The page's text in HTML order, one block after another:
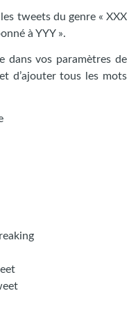
tweets du genre « XXX
à YYY ».
dans vos paramètres de
d’ajouter tous les mots